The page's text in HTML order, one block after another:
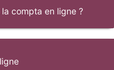
compta en ligne ?